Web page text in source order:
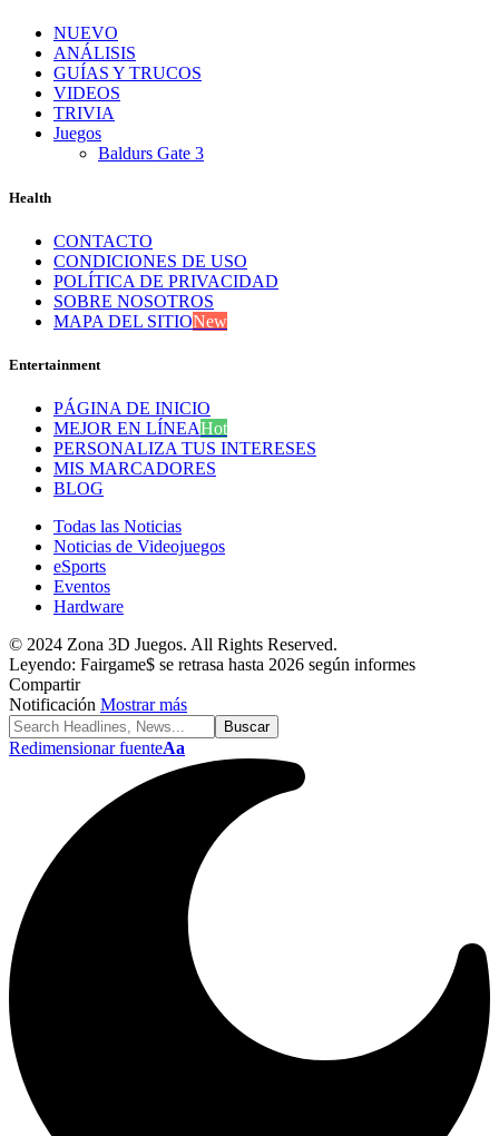
NUEVO
ANÁLISIS
GUÍAS Y TRUCOS
VIDEOS
TRIVIA
Juegos
Baldurs Gate 3
Health
CONTACTO
CONDICIONES DE USO
POLÍTICA DE PRIVACIDAD
SOBRE NOSOTROS
MAPA DEL SITIONew
Entertainment
PÁGINA DE INICIO
MEJOR EN LÍNEAHot
PERSONALIZA TUS INTERESES
MIS MARCADORES
BLOG
Todas las Noticias
Noticias de Videojuegos
eSports
Eventos
Hardware
© 2024 Zona 3D Juegos. All Rights Reserved.
Leyendo: Fairgame$ se retrasa hasta 2026 según informes
Compartir
Notificación Mostrar más
Redimensionar fuenteAa